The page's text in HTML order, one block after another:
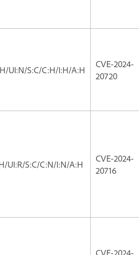
UI:N/S:C/C:H/I:H/A:H
CVE-2024-
20720
UI:R/S:C/C:N/I:N/A:H
CVE-2024-
20716
CVE-2024-